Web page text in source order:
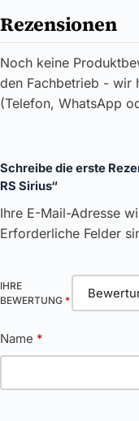
Rezensionen
Noch keine
den Fachbetrieb - wir
(Telefon, WhatsApp
Schreibe die erste
RS Sirius“
Ihre E-Mail-Adresse
Erforderliche Felder
IHRE
BEWERTUNG *
Name *